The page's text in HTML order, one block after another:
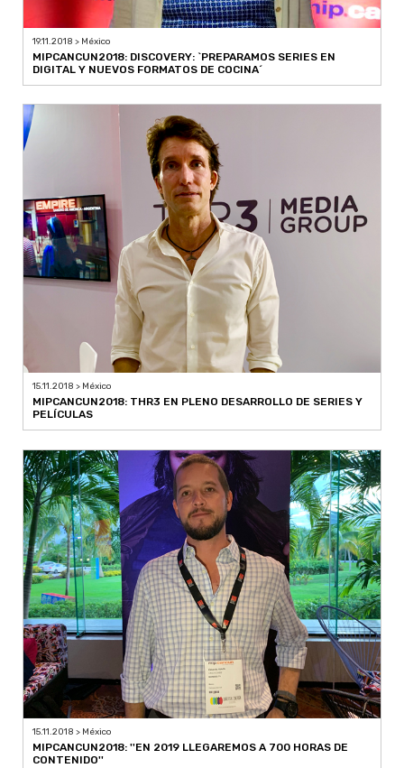
19.11.2018 > México
MIPCANCUN2018: DISCOVERY: `PREPARAMOS SERIES EN
DIGITAL Y NUEVOS FORMATOS DE COCINA´
15.11.2018 > México
MIPCANCUN2018: THR3 EN PLENO DESARROLLO DE SERIES Y
PELÍCULAS
15.11.2018 > México
MIPCANCUN2018: ''EN 2019 LLEGAREMOS A 700 HORAS DE
CONTENIDO''